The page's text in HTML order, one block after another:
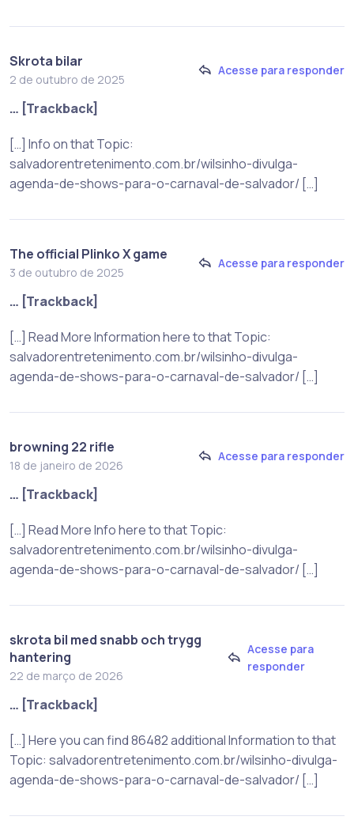
Skrota bilar
2 de outubro de 2025
Acesse para responder
… [Trackback]
[…] Info on that Topic:
salvadorentretenimento.com.br/wilsinho-divulga-
agenda-de-shows-para-o-carnaval-de-salvador/ […]
The official Plinko X game
3 de outubro de 2025
Acesse para responder
… [Trackback]
[…] Read More Information here to that Topic:
salvadorentretenimento.com.br/wilsinho-divulga-
agenda-de-shows-para-o-carnaval-de-salvador/ […]
browning 22 rifle​
18 de janeiro de 2026
Acesse para responder
… [Trackback]
[…] Read More Info here to that Topic:
salvadorentretenimento.com.br/wilsinho-divulga-
agenda-de-shows-para-o-carnaval-de-salvador/ […]
skrota bil med snabb och trygg
hantering
22 de março de 2026
Acesse para
responder
… [Trackback]
[…] Here you can find 86482 additional Information to that
Topic: salvadorentretenimento.com.br/wilsinho-divulga-
agenda-de-shows-para-o-carnaval-de-salvador/ […]